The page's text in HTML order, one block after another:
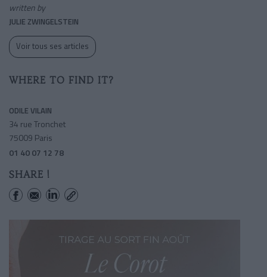
written by
JULIE ZWINGELSTEIN
Voir tous ses articles
WHERE TO FIND IT?
ODILE VILAIN
34 rue Tronchet
75009 Paris
01 40 07 12 78
SHARE !